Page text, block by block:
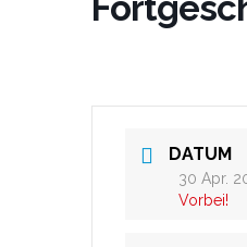
DATUM
30 Apr.
Vorbei!